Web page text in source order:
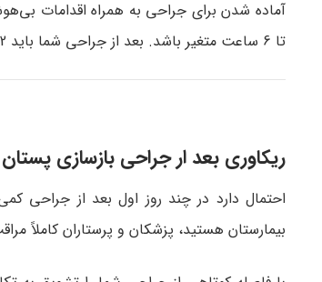
تا 6 ساعت متغیر باشد. بعد از جراحی شما باید 2 تا 3 ساعت در ریکاوری اتاق عمل بمانید و بعد به اتاق بخش منتقل شوید.
ریکاوری بعد ار جراحی بازسازی پستان
احتمال دارد در چند روز اول بعد از جراحی
بیمارستان هستید، پزشکان و پرستاران کاملاً